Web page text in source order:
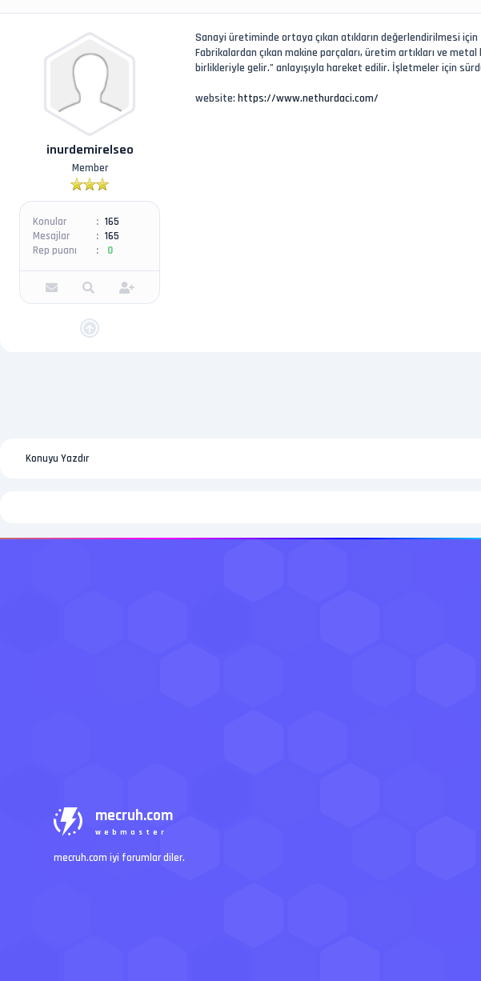
inurdemirelseo
Member
Konular
165
Mesajlar
165
Rep puanı
0
Sanayi üretiminde ortaya çıkan atıkların değerlendirilmesi
Fabrikalardan çıkan makine parçaları, üretim artıkları ve
birlikleriyle gelir.” anlayışıyla hareket edilir. İşletmeler için
website: https://www.nethurdaci.com/
Konuyu Yazdır
mecruh.com
webmaster
mecruh.com iyi forumlar diler.